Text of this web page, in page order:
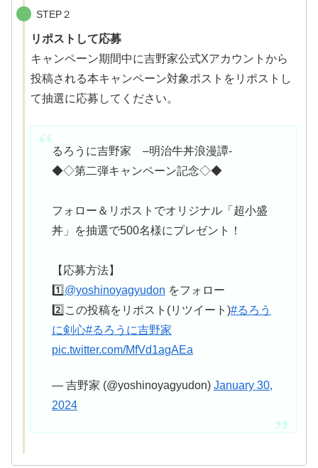
STEP２
リポストして応募
キャンペーン期間中に吉野家公式Xアカウントから
投稿される本キャンペーン対象ポストをリポストし
て抽選に応募してください。
るろうに吉野家 –明治牛丼浪漫譚-
◆◇第二弾キャンペーン記念◇◆
フォロー＆リポストでオリジナル「超小盛
丼」を抽選で500名様にプレゼント！
【応募方法】
1️⃣ @yoshinoyagyudon をフォロー
2️⃣この投稿をリポスト(リツイート)#るろう
に剣心#るろうに吉野家
pic.twitter.com/MfVd1agAEa
— 吉野家 (@yoshinoyagyudon) January 30,
2024